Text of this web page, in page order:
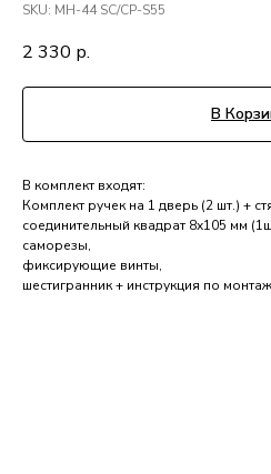
SKU: MH-44 SC/CP-S55
2 330 р.
В
В комплект входят:
Комплект ручек на 1 дверь (2 шт.) +
соединительный квадрат 8x105 мм
саморезы,
фиксирующие винты,
шестигранник + инструкция по